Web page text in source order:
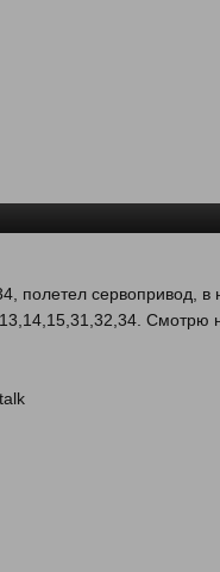
полетел сервопривод,
Смотрю